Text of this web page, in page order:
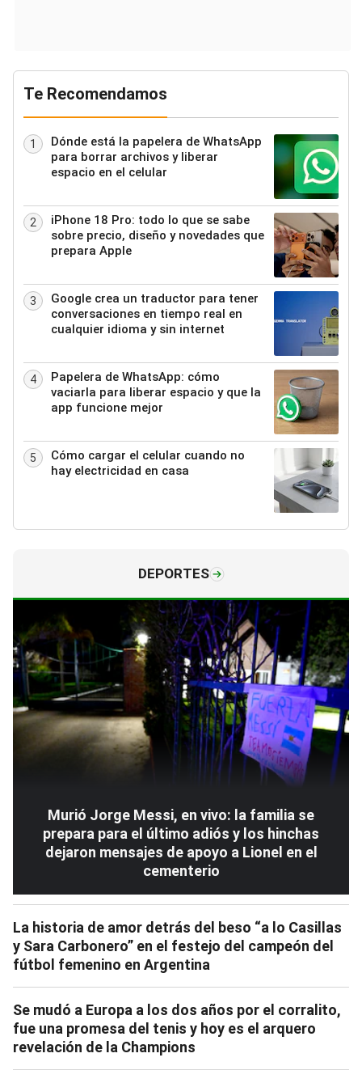
Te Recomendamos
1
Dónde está la papelera de WhatsApp
para borrar archivos y liberar
espacio en el celular
2
iPhone 18 Pro: todo lo que se sabe
sobre precio, diseño y novedades que
prepara Apple
3
Google crea un traductor para tener
conversaciones en tiempo real en
cualquier idioma y sin internet
4
Papelera de WhatsApp: cómo
vaciarla para liberar espacio y que la
app funcione mejor
5
Cómo cargar el celular cuando no
hay electricidad en casa
DEPORTES
Murió Jorge Messi, en vivo: la familia se
prepara para el último adiós y los hinchas
dejaron mensajes de apoyo a Lionel en el
cementerio
La historia de amor detrás del beso “a lo Casillas
y Sara Carbonero” en el festejo del campeón del
fútbol femenino en Argentina
Se mudó a Europa a los dos años por el corralito,
fue una promesa del tenis y hoy es el arquero
revelación de la Champions